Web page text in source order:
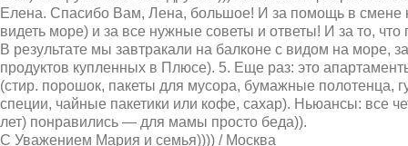
Елена. Спасибо Вам, Лена, большое! И за помощь в смене
видеть море) и за все нужные советы и ответы! И за то, что
В результате мы завтракали на балконе с видом на море,
продуктов купленных в Плюсе). 5. Еще раз: это
(стир. порошок, пакеты для мусора, бумажные полотенца,
специи, чайные пакетики или кофе, сахар). Ньюансы: все
лет) понравились — для мамы просто беда)).
С Уважением Мария и семья)))) / Москва